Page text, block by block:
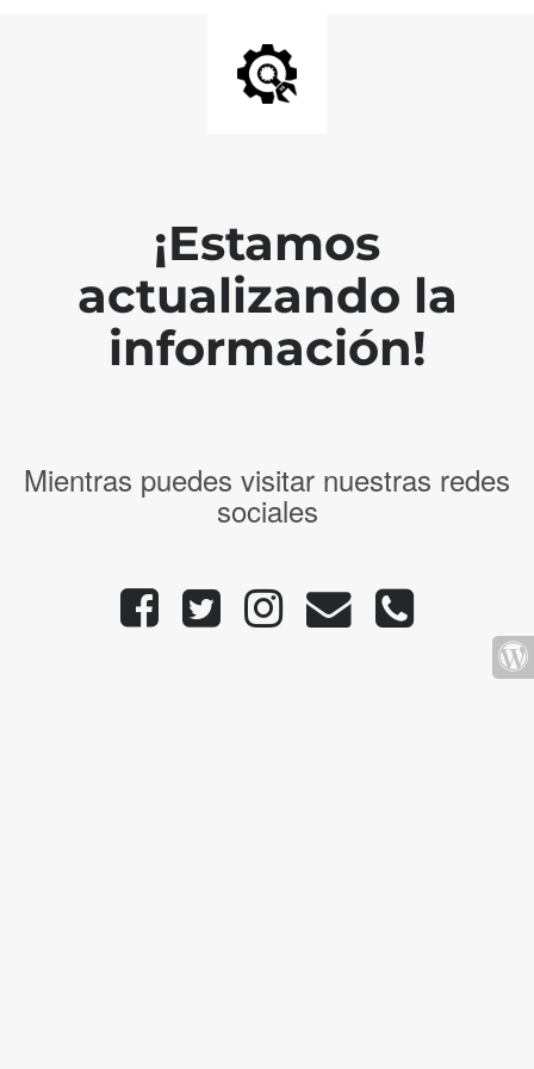
¡Estamos
actualizando la
información!
Mientras puedes visitar nuestras redes
sociales